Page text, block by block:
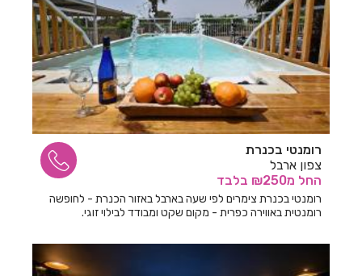
חדרים לפי שעה ביפו
חדרים לפי שעה ביציץ
חדרים לפי שעה ביקנעם
חדרים לפי שעה בירושלים
חדרים לפי שעה בישע
חדרים לפי שעה בישרש
חדרים לפי שעה בכוכב מיכאל
חדרים לפי שעה בכורזים
רומנטי בכנרת
צפון ארבל
החל מ₪250 בלבד
רומנטי בכנרת צימרים לפי שעה בארבל באזור הכנרת - לחופשה
רומנטית באווירה כפרית - מקום שקט ומבודד לבילוי זוגי.